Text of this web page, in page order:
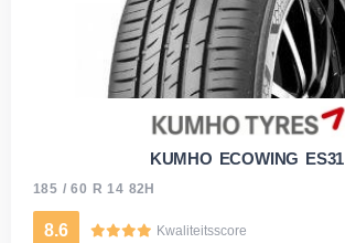
KUMHO ECOWING ES31
185 / 60 R 14 82H
8.6 Kwaliteitsscore